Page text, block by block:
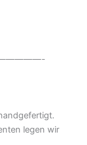
legen wir